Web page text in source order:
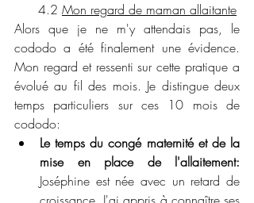
      4.2
Mon regard de maman allaitante
Alors que je ne m'y attendais pas, le
cododo a été finalement une évidence.
Mon regard et ressenti sur cette pratique a
évolué au fil des mois. Je distingue deux
temps particuliers sur ces 10 mois de
cododo:
Le temps du congé maternité et de la
mise en place de l'allaitement:
Joséphine est née avec un retard de